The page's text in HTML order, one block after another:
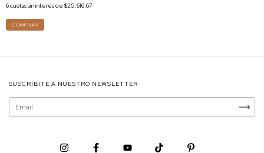
6cuotas sin interés de $25.616,67
SUSCRIBITE A NUESTRO NEWSLETTER